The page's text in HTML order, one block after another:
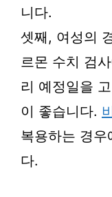
니다.
셋째, 여성의
르몬 수치 검
리 예정일을
이 좋습니다.
복용하는 경우
다.